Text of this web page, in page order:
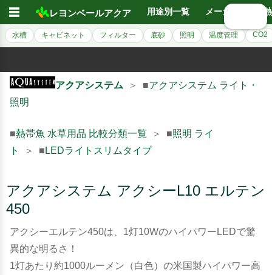
☰ レヨンベールアクア 用途別一覧 メーカー別
水槽 キャビネット フィルター 底砂 照明 温度管理 CO2
アクアシステム ＞ ■アクアシステム ライト・
照明
■熱帯魚 水草用品 比較分類一覧 ＞ ■照明 ライ
ト
＞ ■ LEDライトスリムタイプ
アクアシステム アクシーL10 エルテン
450
アクシーエルテン450は、1灯10WのハイパワーLEDで驚
異的な明るさ！
1灯あたり約1000ルーメン（白色）の米国製ハイパワー高